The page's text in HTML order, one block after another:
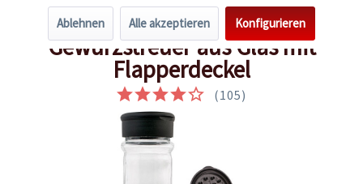
Übersicht Glas-Gewürzstreuer
Gewürzstreuer aus Glas mit
Flapperdeckel
(105)
Ablehnen Alle akzeptieren Konfigurieren